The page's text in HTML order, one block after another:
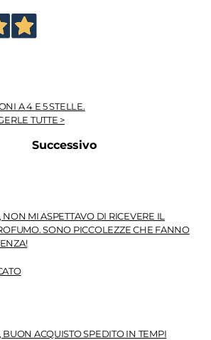
A 4 E 5 STELLE.
TUTTE >
Successivo
NON MI ASPETTAVO DI RICEVERE IL
SONO PICCOLEZZE CHE FANNO
BUON ACQUISTO SPEDITO IN TEMPI